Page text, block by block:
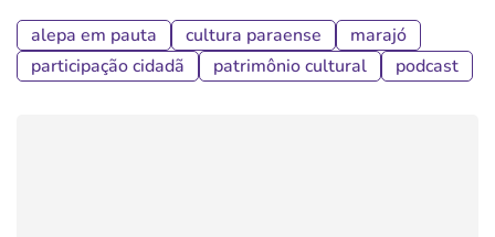
alepa em pauta cultura paraense
marajó
participação cidadã
patrimônio cultural podcast